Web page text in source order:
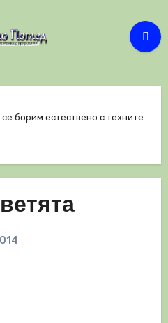
борим естествено с техните